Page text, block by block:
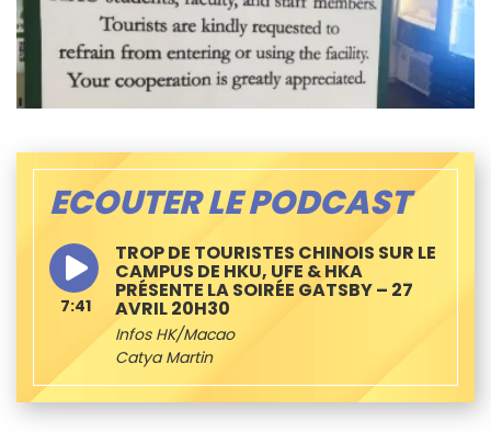
ECOUTER LE PODCAST
TROP DE TOURISTES CHINOIS SUR LE
CAMPUS DE HKU, UFE & HKA
PRÉSENTE LA SOIRÉE GATSBY – 27
AVRIL 20H30
Infos HK/Macao
Catya Martin
7:41